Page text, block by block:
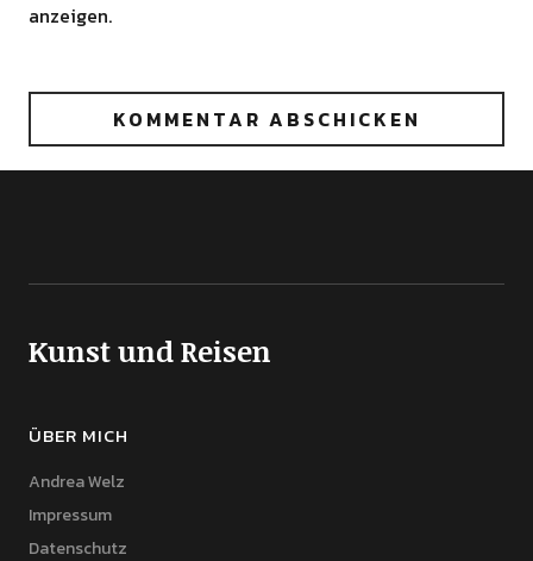
anzeigen.
Kunst und Reisen
ÜBER MICH
Andrea Welz
Impressum
Datenschutz